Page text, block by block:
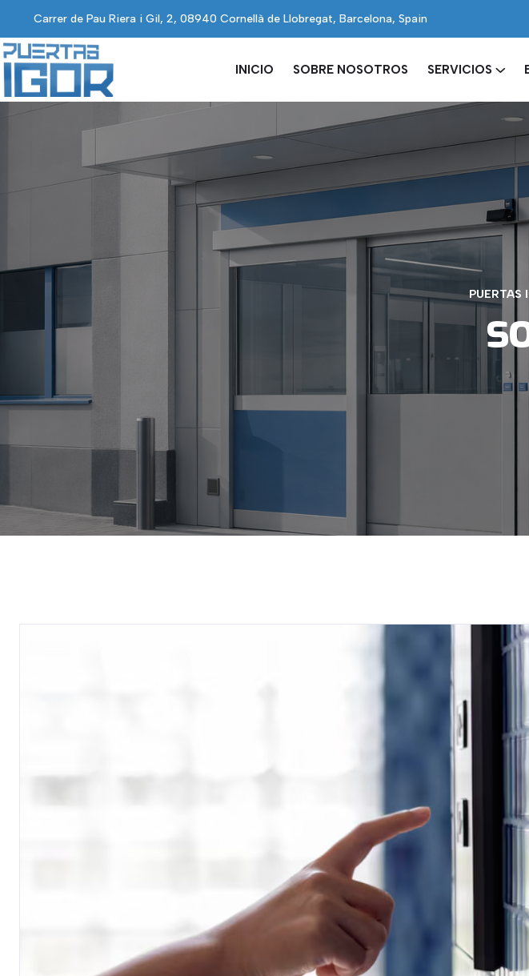
contenido
Carrer de Pau Riera i Gil, 2, 08940 Cornellà de Llobregat, Barcelona, Spain
INICIO SOBRE NOSOTROS SERVICIOS
PUERTAS